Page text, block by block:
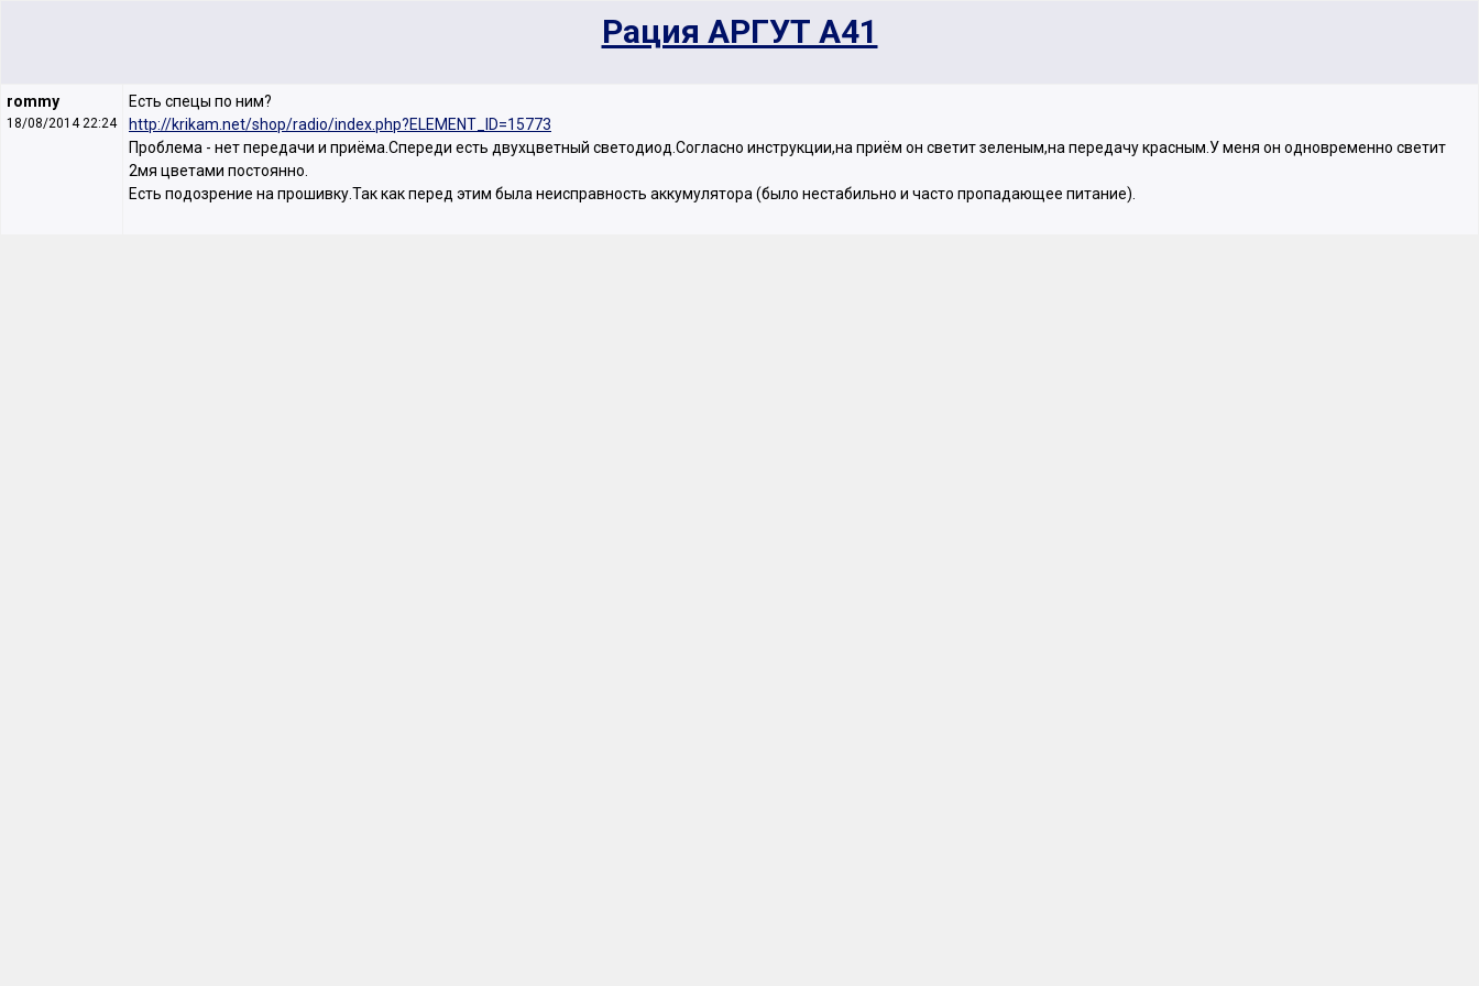
Рация АРГУТ А41
rommy
18/08/2014 22:24
Есть спецы по ним?
http://krikam.net/shop/radio/index.php?ELEMENT_ID=15773
Проблема - нет передачи и приёма.Спереди есть двухцветный светодиод.Согласно инструкции,на приём он светит зеленым,на передачу красным.У меня он одновременно светит
2мя цветами постоянно.
Есть подозрение на прошивку.Так как перед этим была неисправность аккумулятора (было нестабильно и часто пропадающее питание).